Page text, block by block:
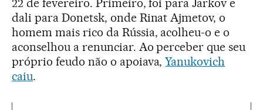
dali para Donetsk, onde Rinat Ajmetov, o
homem mais rico da Rússia, acolheu-o e o
aconselhou a renunciar. Ao perceber que seu
próprio feudo não o apoiava,Yanukovich
caiu.